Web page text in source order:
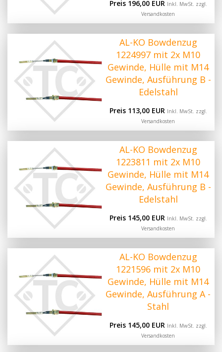
Preis 196,00 EUR Inkl. MwSt. zzgl.
Versandkosten
AL-KO Bowdenzug
1224997 mit 2x M10
Gewinde, Hülle mit M14
Gewinde, Ausführung B -
Edelstahl
Preis 113,00 EUR Inkl. MwSt. zzgl.
Versandkosten
AL-KO Bowdenzug
1223811 mit 2x M10
Gewinde, Hülle mit M14
Gewinde, Ausführung B -
Edelstahl
Preis 145,00 EUR Inkl. MwSt. zzgl.
Versandkosten
AL-KO Bowdenzug
1221596 mit 2x M10
Gewinde, Hülle mit M14
Gewinde, Ausführung A -
Stahl
Preis 145,00 EUR Inkl. MwSt. zzgl.
Versandkosten